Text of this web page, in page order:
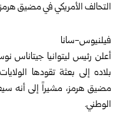
فيلنيوس-سانا
أعلن رئيس ليتوانيا جيتاناس
بلاده إلى بعثة تقودها
مضيق هرمز، مشيراً إلى أنه
الوطني.